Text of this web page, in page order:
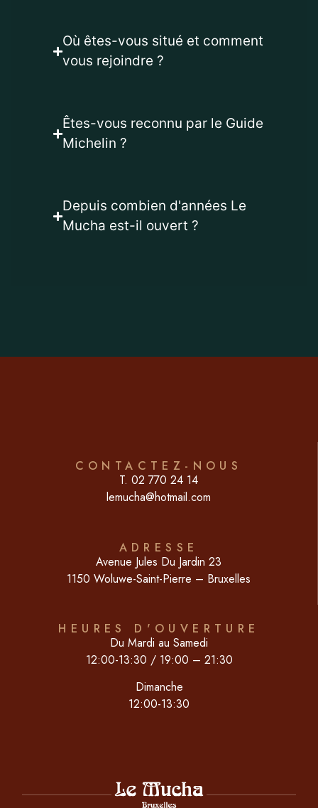
Où êtes-vous situé et comment
vous rejoindre ?
Êtes-vous reconnu par le Guide
Michelin ?
Depuis combien d'années Le
Mucha est-il ouvert ?
CONTACTEZ-NOUS
T. 02 770 24 14
lemucha@hotmail.com
ADRESSE
Avenue Jules Du Jardin 23
1150 Woluwe-Saint-Pierre – Bruxelles
HEURES D'OUVERTURE
Du Mardi au Samedi
12:00-13:30 / 19:00 – 21:30
Dimanche
12:00-13:30